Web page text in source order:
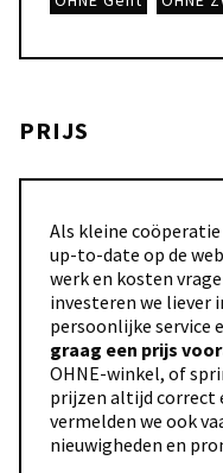
PRIJS
Als kleine
up-to-date op de
werk en kosten
investeren we liever
persoonlijke service
graag een prijs
OHNE-winkel, of
prijzen altijd correct
vermelden we ook
nieuwigheden en